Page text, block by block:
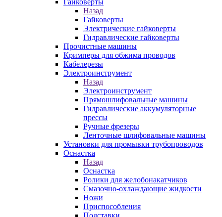
Гайковерты
Назад
Гайковерты
Электрические гайковерты
Гидравлические гайковерты
Прочистные машины
Кримперы для обжима проводов
Кабелерезы
Электроинструмент
Назад
Электроинструмент
Прямошлифовальные машины
Гидравлические аккумуляторные
прессы
Ручные фрезеры
Ленточные шлифовальные машины
Установки для промывки трубопроводов
Оснастка
Назад
Оснастка
Ролики для желобонакатчиков
Смазочно-охлаждающие жидкости
Ножи
Приспособления
Подставки